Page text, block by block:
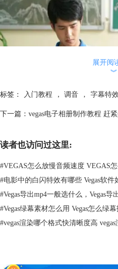
首先准备和最好的我们有关的视频素
电视剧片段。
最好的我们主人公耿耿、余淮相遇在
们笑的天真无邪，而如今，曾经陪在
天》的主题很契合。
二、视频制作过程
即“只选择视频”。
展开阅
︾
标签： 入门教程 ， 调音 ， 字幕特效
下一篇： vegas电子相册制作教程 赶
读者也访问过这里:
#VEGAS怎么放慢音频速度 VEGAS
#电影中的白闪特效有哪些 Vegas软
#Vegas导出mp4一般选什么，Vegas导
#Vegas绿幕素材怎么用 Vegas怎么绿
#vegas渲染哪个格式快清晰度高